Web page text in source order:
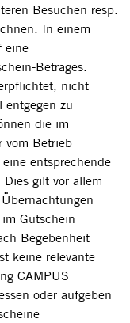
Besuchen resp.
In einem
eine
Betrages.
nicht
entgegen zu
die im
vom Betrieb
entsprechende
gilt vor allem
Gutschein
Begebenheit
keine relevante
CAMPUS
oder aufgeben